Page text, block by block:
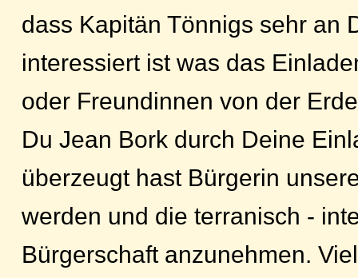
dass Kapitän Tönnigs sehr an
interessiert ist was das
oder Freundinnen von der
Du Jean Bork durch Deine
überzeugt hast Bürgerin
werden und die terranisch -
Bürgerschaft anzunehmen.